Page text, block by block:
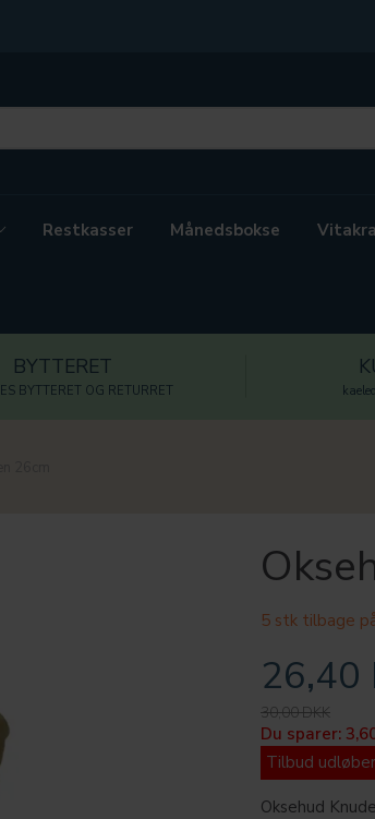
Restkasser Månedsbokse
BYTTERET
BYTTERET OG RETURRET
5 stk tilbage
26,40
30,00 DKK
Du sparer:
Tilbud
Oksehud